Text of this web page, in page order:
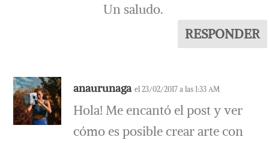
Un saludo.
RESPONDER
anaurunaga el 23/02/2017 a las 1:33 AM
Hola! Me encantó el post y ver
cómo es posible crear arte con